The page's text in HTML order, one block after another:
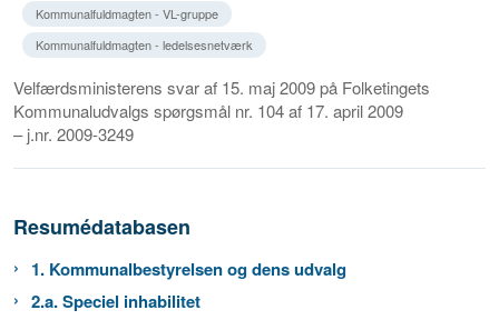
Kommunalfuldmagten - VL-gruppe
Kommunalfuldmagten - ledelsesnetværk
Velfærdsministerens svar af 15. maj 2009 på Folketingets
Kommunaludvalgs spørgsmål nr. 104 af 17. april 2009
– j.nr. 2009-3249
Resumédatabasen
1. Kommunalbestyrelsen og dens udvalg
2.a. Speciel inhabilitet